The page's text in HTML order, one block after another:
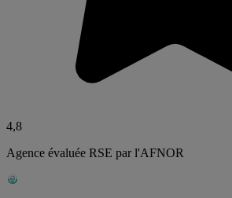
4,8
Agence évaluée RSE par l'AFNOR